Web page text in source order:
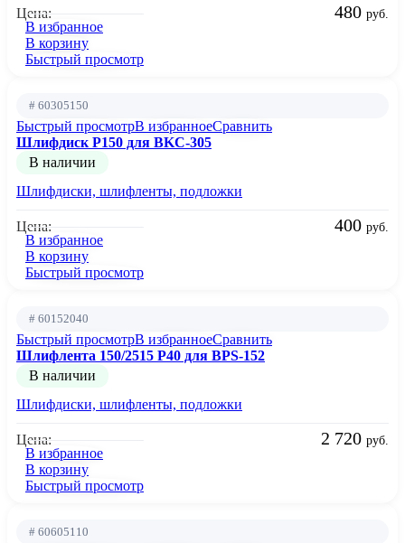
Цена: 480 руб.
В избранное
В корзину
Быстрый просмотр
# 60305150
Быстрый просмотрВ избранноеСравнить
Шлифдиск Р150 для BKC-305
В наличии
Шлифдиски, шлифленты, подложки
Цена: 400 руб.
В избранное
В корзину
Быстрый просмотр
# 60152040
Быстрый просмотрВ избранноеСравнить
Шлифлента 150/2515 Р40 для BPS-152
В наличии
Шлифдиски, шлифленты, подложки
Цена: 2 720 руб.
В избранное
В корзину
Быстрый просмотр
# 60605110